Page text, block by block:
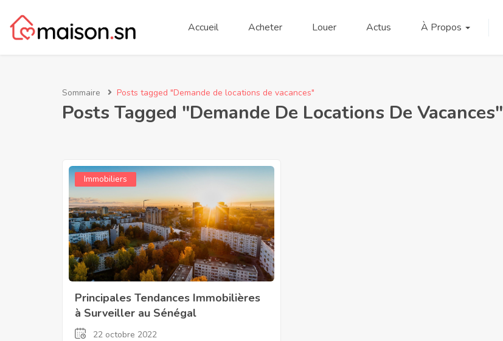
Accueil Acheter Louer Actus À Propos
Sommaire Posts tagged "Demande de locations de vacances"
Posts Tagged "Demande De Locations De Vacances"
Immobiliers
Principales Tendances Immobilières
à Surveiller au Sénégal
22 octobre 2022